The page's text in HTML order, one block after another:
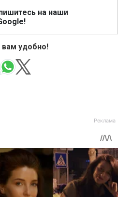
на наши
вам удобно!